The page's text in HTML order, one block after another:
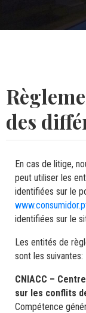
des
En cas de litige,
peut utiliser les
identifiées sur le
identifiées sur le
Les entités de
sont les suivantes:
CNIACC –
sur les conflits
Compétence